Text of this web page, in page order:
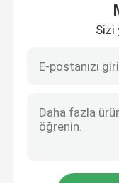
Kalite kontrol
Teklif isteği
Sizi